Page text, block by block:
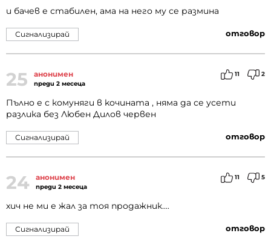
и бачев е стабилен, ама на него му се размина
отговор
Сигнализирай
25 анонимен
преди 2 месеца
11 2
Пълно е с комyняги в koчината , няма да се усети
разлика без Любен Дилов червен
отговор
Сигнализирай
24 анонимен
преди 2 месеца
11 5
хич не ми е жал за тоя продажник....
отговор
Сигнализирай